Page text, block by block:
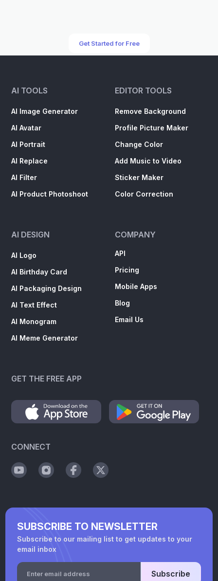
Get Started for Free
AI TOOLS
AI Image Generator
AI Avatar
AI Portrait
AI Replace
AI Filter
AI Product Photoshoot
EDITOR TOOLS
Remove Background
Profile Picture Maker
Change Color
Add Music to Video
Sticker Maker
Color Correction
AI DESIGN
AI Logo
AI Birthday Card
AI Packaging Design
AI Text Effect
AI Monogram
AI Meme Generator
COMPANY
API
Pricing
Mobile Apps
Blog
Email Us
GET THE FREE APP
CONNECT
SUBSCRIBE TO NEWSLETTER
Subscribe to our mailing list to get updates to your
email inbox
Subscribe